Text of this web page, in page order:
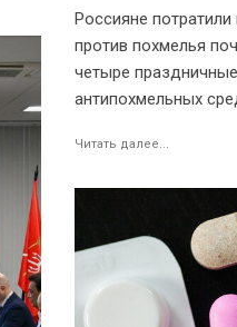
Россияне
против похмелья
четыре
антипохмельных
Читать далее...